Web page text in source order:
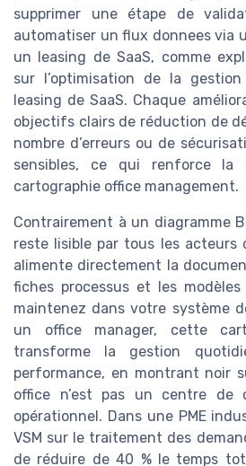
supprimer une étape de
automatiser un flux donnees via
un leasing de SaaS, comme
sur l’optimisation de la
leasing de SaaS. Chaque
objectifs clairs de réduction de
nombre d’erreurs ou de
sensibles, ce qui renforce la
cartographie office management.
Contrairement à un diagramme
reste lisible par tous les acteurs
alimente directement la
fiches processus et les
maintenez dans votre système
un office manager, cette
transforme la gestion
performance, en montrant noir
office n’est pas un centre
opérationnel. Dans une PME
VSM sur le traitement des
de réduire de 40 % le temps